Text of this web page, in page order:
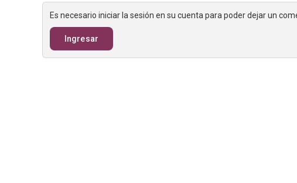
Es necesario iniciar la sesión en su cuenta para poder dejar un
Ingresar